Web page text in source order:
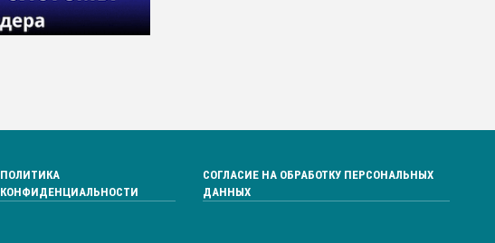
ПОЛИТИКА
КОНФИДЕНЦИАЛЬНОСТИ
СОГЛАСИЕ НА ОБРАБОТКУ ПЕРСОНАЛЬНЫХ
ДАННЫХ